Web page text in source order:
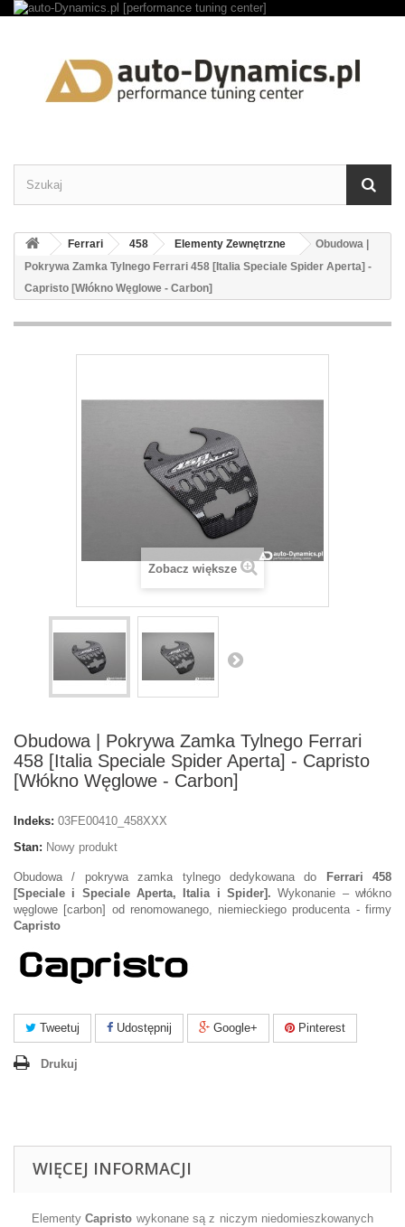
Ferrari 458 Elementy Zewnętrzne
Obudowa |
Pokrywa Zamka Tylnego Ferrari 458 [Italia Speciale Spider Aperta] -
Capristo [Włókno Węglowe - Carbon]
Zobacz większe
Obudowa | Pokrywa Zamka Tylnego Ferrari
458 [Italia Speciale Spider Aperta] - Capristo
[Włókno Węglowe - Carbon]
Indeks: 03FE00410_458XXX
Stan: Nowy produkt
Obudowa / pokrywa zamka tylnego dedykowana do
Ferrari 458
[Speciale i Speciale Aperta, Italia i Spider]. Wykonanie – włókno
węglowe [carbon] od renomowanego, niemieckiego producenta - firmy
Capristo
Tweetuj Udostępnij Google+ Pinterest
Drukuj
WIĘCEJ INFORMACJI
ElementyCapristo wykonane są z niczym niedomieszkowanych